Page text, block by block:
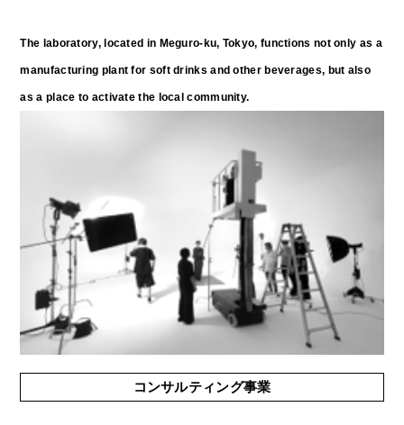
The laboratory, located in Meguro-ku, Tokyo, functions not only as a
manufacturing plant for soft drinks and other beverages, but also
as a place to activate the local community.
コンサルティング事業